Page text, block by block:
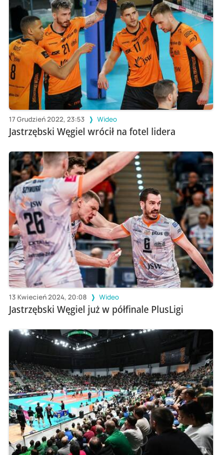
17 Grudzień 2022, 23:53 Wideo
Jastrzębski Węgiel wrócił na fotel lidera
13 Kwiecień 2024, 20:08 Wideo
Jastrzębski Węgiel już w półfinale PlusLigi